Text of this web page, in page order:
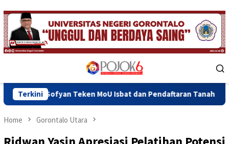
Skip
to
content
Menu
Terkini
Teken MoU Isbat dan Pendaftaran Tanah Wakaf Se Provinsi
Home Gorontalo Utara